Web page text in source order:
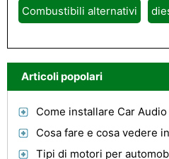
Combustibili alternativi
Articoli popolari
Come installare Car
Cosa fare e cosa vedere
Tipi di motori per